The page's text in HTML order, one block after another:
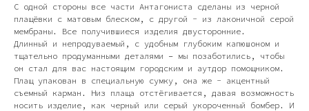
С одной стороны все части Антагониста сделаны из черной
плащёвки с матовым блеском, с другой - из лаконичной серой
мембраны. Все получившиеся изделия двусторонние.
Длинный и непродуваемый, с удобным глубоким капюшоном и
тщательно продуманными деталями – мы позаботились, чтобы
он стал для вас настоящим городским и аутдор помощником.
Плащ упакован в специальную сумку, она же - акцентный
съемный карман. Низ плаща отстёгивается, давая возможность
носить изделие, как черный или серый укороченный бомбер. И